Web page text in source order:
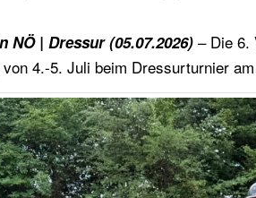
NÖ | Dressur (05.07.2026) – Die 6.
4.-5. Juli beim Dressurturnier